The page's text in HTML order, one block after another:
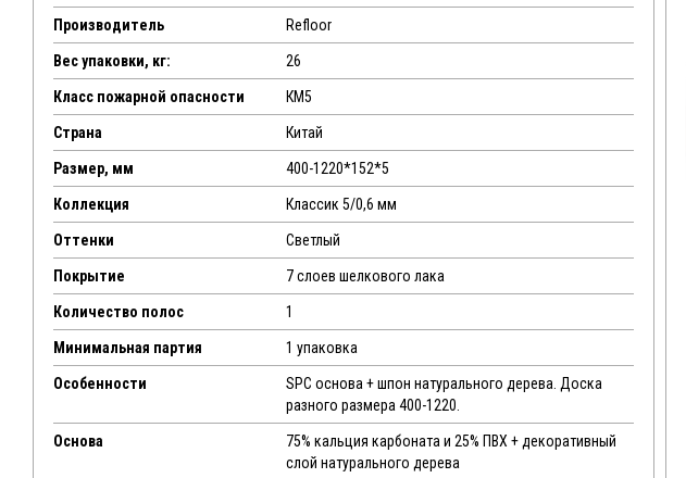
Производитель Refloor
Вес упаковки, кг: 26
Класс пожарной опасности КМ5
Страна Китай
Размер, мм 400-1220*152*5
Коллекция Классик 5/0,6 мм
Оттенки Светлый
Покрытие 7 слоев шелкового лака
Количество полос 1
Минимальная партия 1 упаковка
Особенности
SPC основа + шпон натурального дерева. Доска
разного размера 400-1220.
Основа
75% кальция карбоната и 25% ПВХ + декоративный
слой натурального дерева